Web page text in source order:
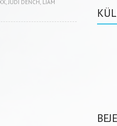
, JUDI DENCH LIAM